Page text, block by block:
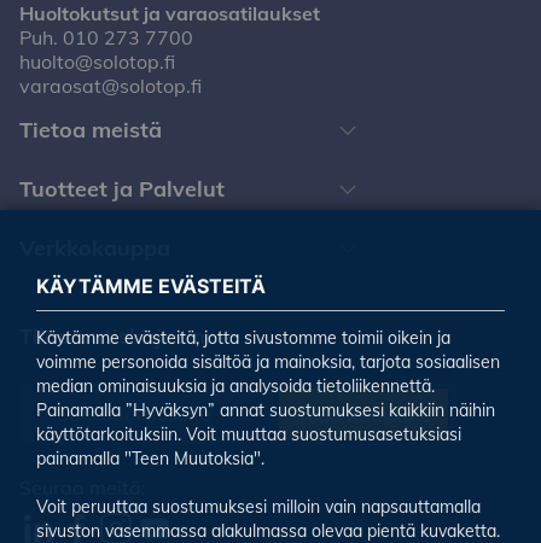
Huoltokutsut ja varaosatilaukset
Puh. 010 273 7700
huolto@solotop.fi
varaosat@solotop.fi
Tietoa meistä
Tuotteet ja Palvelut
Tilaa uutiskirjeemme
Tilaa uutiskirje
KÄYTÄMME EVÄSTEITÄ
Käytämme evästeitä, jotta sivustomme toimii oikein ja
voimme personoida sisältöä ja mainoksia, tarjota sosiaalisen
median ominaisuuksia ja analysoida tietoliikennettä.
Painamalla ”Hyväksyn” annat suostumuksesi kaikkiin näihin
käyttötarkoituksiin. Voit muuttaa suostumusasetuksiasi
painamalla "Teen Muutoksia".
Voit peruuttaa suostumuksesi milloin vain napsauttamalla
sivuston vasemmassa alakulmassa olevaa pientä kuvaketta.